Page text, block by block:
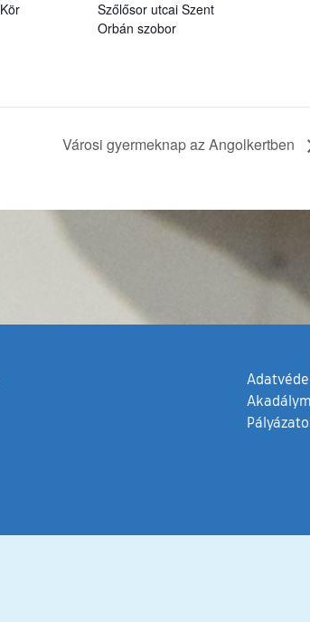
Szőlősor utcai Szent
Orbán szobor
Városi gyermeknap az Angolkertben